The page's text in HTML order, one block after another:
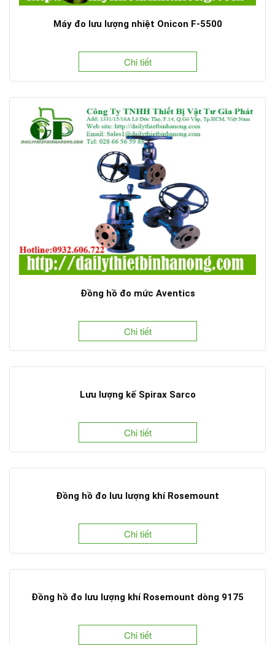
Máy đo lưu lượng nhiệt Onicon F-5500
Chi tiết
Đồng hồ đo mức Aventics
Chi tiết
Lưu lượng kế Spirax Sarco
Chi tiết
Đồng hồ đo lưu lượng khí Rosemount
Chi tiết
Đồng hồ đo lưu lượng khí Rosemount dòng 9175
Chi tiết